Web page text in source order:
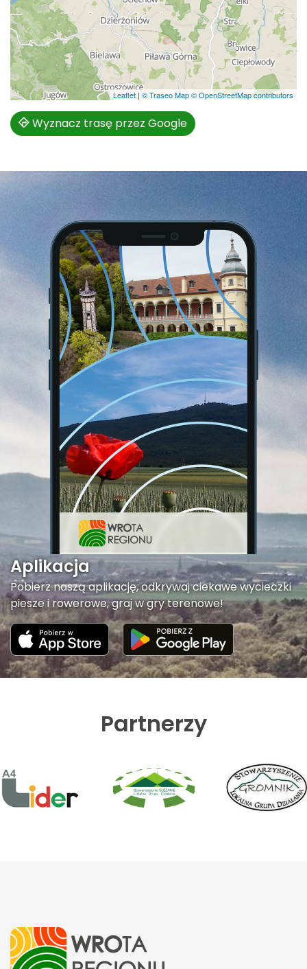
Leaflet | © Traseo Map© OpenStreetMap contributors
Wyznacz trasę przez Google
Aplikacja
Pobierz naszą aplikację, odkrywaj ciekawe wycieczki
piesze i rowerowe, graj w gry terenowe!
Partnerzy